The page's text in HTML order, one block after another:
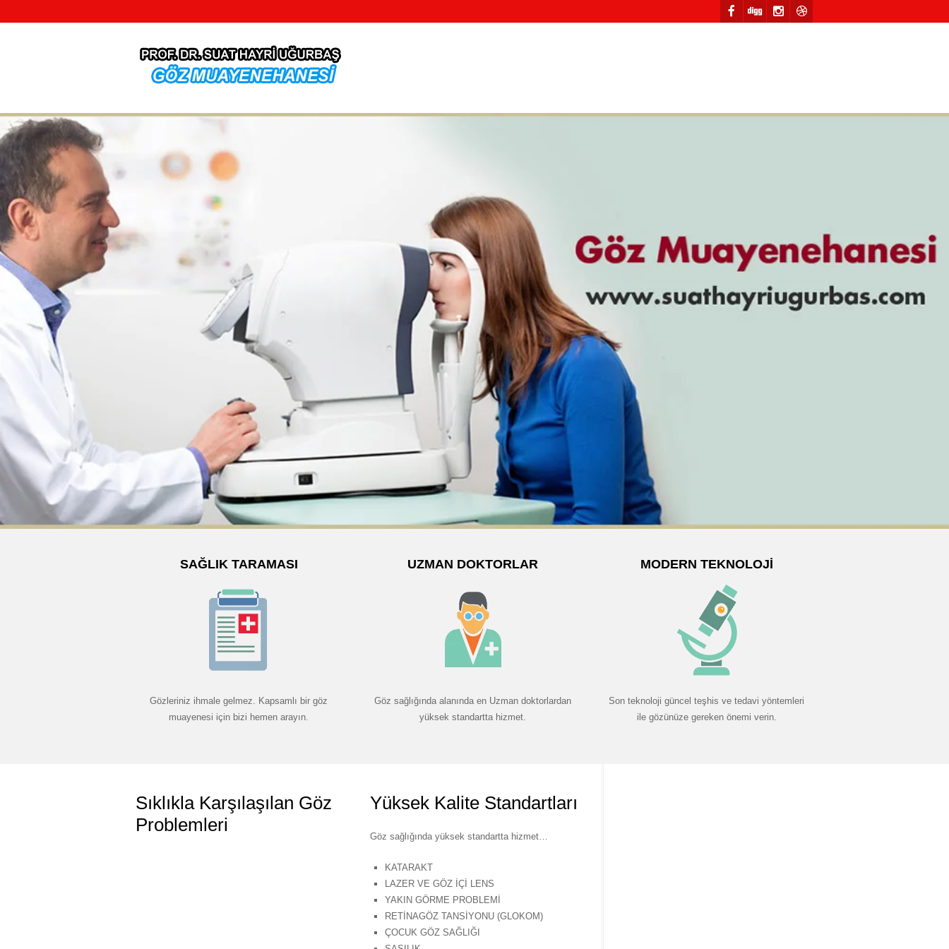
SAĞLIK TARAMASI
Gözleriniz ihmale gelmez. Kapsamlı bir göz
muayenesi için bizi hemen arayın.
UZMAN DOKTORLAR
Göz sağlığında alanında en Uzman doktorlardan
yüksek standartta hizmet.
MODERN TEKNOLOJI
Son teknoloji güncel teşhis ve tedavi yöntemleri
ile gözünüze gereken önemi verin.
Sıklıkla Karşılaşılan Göz
Problemleri
Yüksek Kalite Standartları
Göz sağlığında yüksek standartta hizmet…
KATARAKT
LAZER VE GÖZ İÇİ LENS
YAKIN GÖRME PROBLEMİ
RETİNAGÖZ TANSİYONU (GLOKOM)
ÇOCUK GÖZ SAĞLIĞI